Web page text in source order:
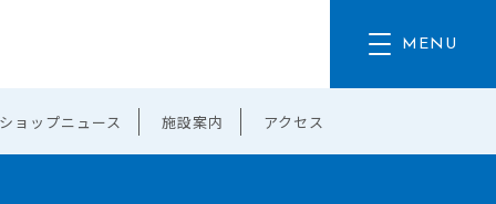
ョップニュース 施設案内 アクセス